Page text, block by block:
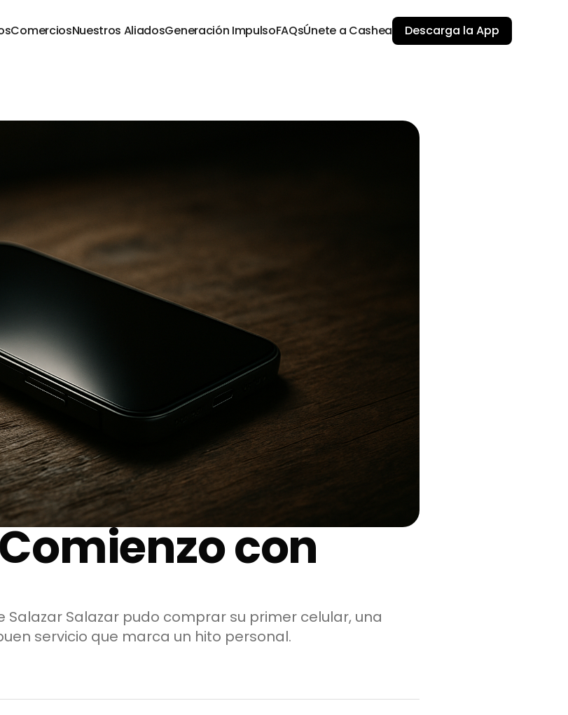
ComerciosNuestros AliadosGeneración ImpulsoFAQsÚnete a Cashea Descarga la App
con
Salazar Salazar pudo comprar su primer celular, una
servicio que marca un hito personal.